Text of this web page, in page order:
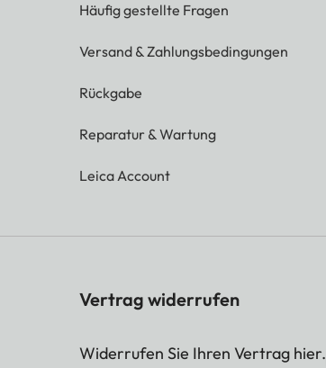
Häufig gestellte Fragen
Versand & Zahlungsbedingungen
Rückgabe
Reparatur & Wartung
Leica Account
Vertrag widerrufen
Widerrufen Sie Ihren Vertrag hier.